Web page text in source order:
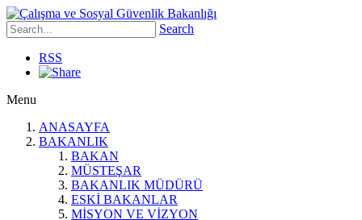
Search
RSS
Menu
ANASAYFA
BAKANLIK
BAKAN
MÜSTEŞAR
BAKANLIK MÜDÜRÜ
ESKİ BAKANLAR
MİSYON VE VİZYON